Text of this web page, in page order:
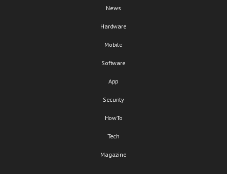
News
Hardware
Mobile
Software
App
Security
HowTo
Tech
Magazine